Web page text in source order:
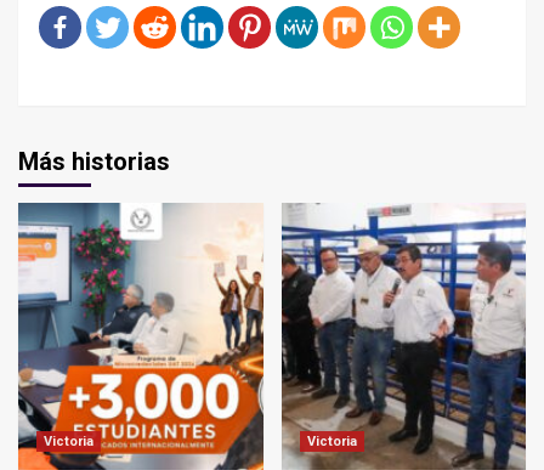
Más historias
Victoria Victoria